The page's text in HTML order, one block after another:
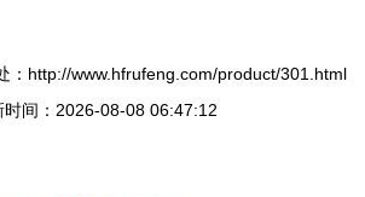
：http://www.hfrufeng.com/product/301.html
时间：2026-08-08 06:47:12